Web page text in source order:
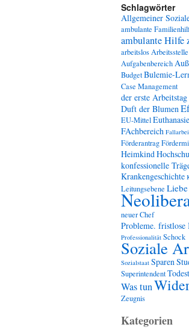
Schlagwörter
Allgemeiner
ambulante
ambulante Hilfe
arbeitslosArbeitsstelle
Aufgabenbereich
BudgetBulemie-
Case Management
der erste Arbeitstag
Duft der Blumen
EU-Mittel
FAchbereich
Förderantrag
Heimkind
konfessionelle
Krankengeschichte
Leitungsebene Liebe
neuer Chef
Probleme. fristlose
Professionalität Schock
Soziale
Sozialstaat Sparen
Superintendent
Was tun
Zeugnis
Kategorien